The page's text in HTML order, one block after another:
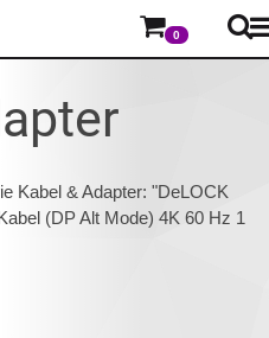
0
Kabel & Adapter: "DeLOCK
(DP Alt Mode) 4K 60 Hz 1